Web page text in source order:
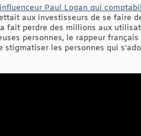
Paul Logan qui
aux investisseurs de se faire
fait perdre des millions aux
personnes, le rappeur
les personnes qui